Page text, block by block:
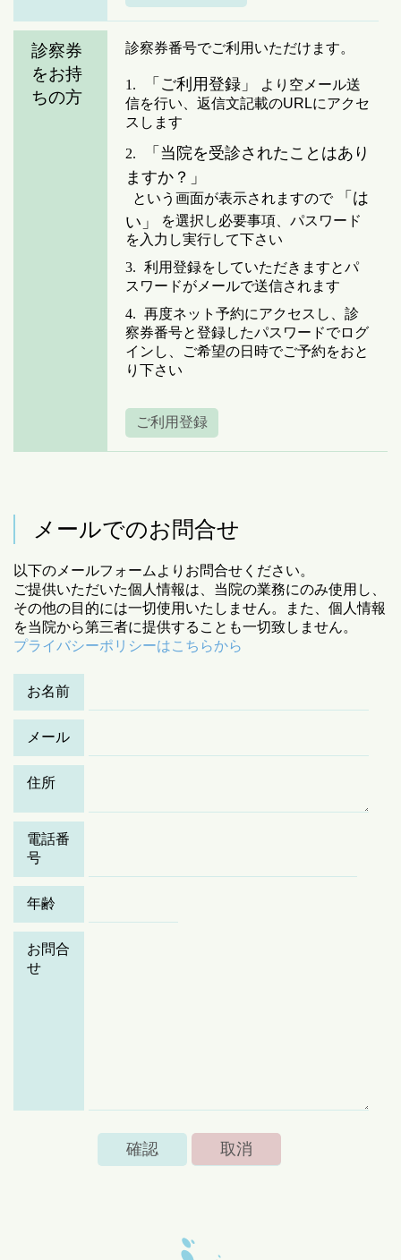
診察券
をお持
ちの方
診察券番号でご利用いただけます。
1. 「ご利用登録」
より空メール送
信を行い、返信文記載のURLにアクセ
スします
2. 「当院を受診されたことはあり
ますか？」
という画面が表示されますので
「は
い」
を選択し必要事項、パスワード
を入力し実行して下さい
3. 利用登録をしていただきますとパ
スワードがメールで送信されます
4. 再度ネット予約にアクセスし、診
察券番号と登録したパスワードでログ
インし、ご希望の日時でご予約をおと
り下さい
ご利用登録
メールでのお問合せ
以下のメールフォームよりお問合せください。
ご提供いただいた個人情報は、当院の業務にのみ使用し、
その他の目的には一切使用いたしません。また、個人情報
を当院から第三者に提供することも一切致しません。
プライバシーポリシーはこちらから
お名前
メール
住所
電話番
号
年齢
お問合
せ